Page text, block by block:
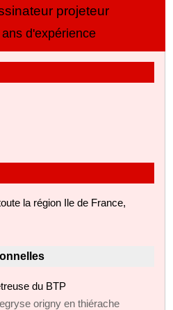
projeteur
d'expérience
la région Ile de France,
du BTP
origny en thiérache